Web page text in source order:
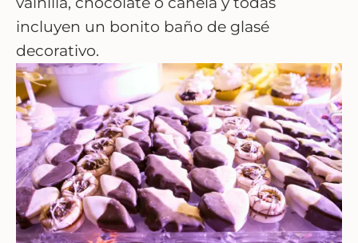
incluyen un bonito baño de glasé
decorativo.